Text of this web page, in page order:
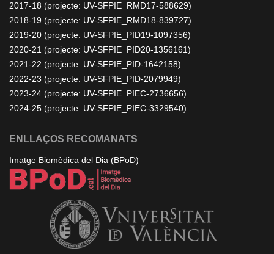
2017-18 (projecte: UV-SFPIE_RMD17-588629)
2018-19 (projecte: UV-SFPIE_RMD18-839727)
2019-20 (projecte: UV-SFPIE_PID19-1097356)
2020-21 (projecte: UV-SFPIE_PID20-1356161)
2021-22 (projecte: UV-SFPIE_PID-1642158)
2022-23 (projecte: UV-SFPIE_PID-2079949)
2023-24 (projecte: UV-SFPIE_PIEC-2736656)
2024-25 (projecte: UV-SFPIE_PIEC-3329540)
ENLLAÇOS RECOMANATS
Imatge Biomèdica del Dia (BPoD)